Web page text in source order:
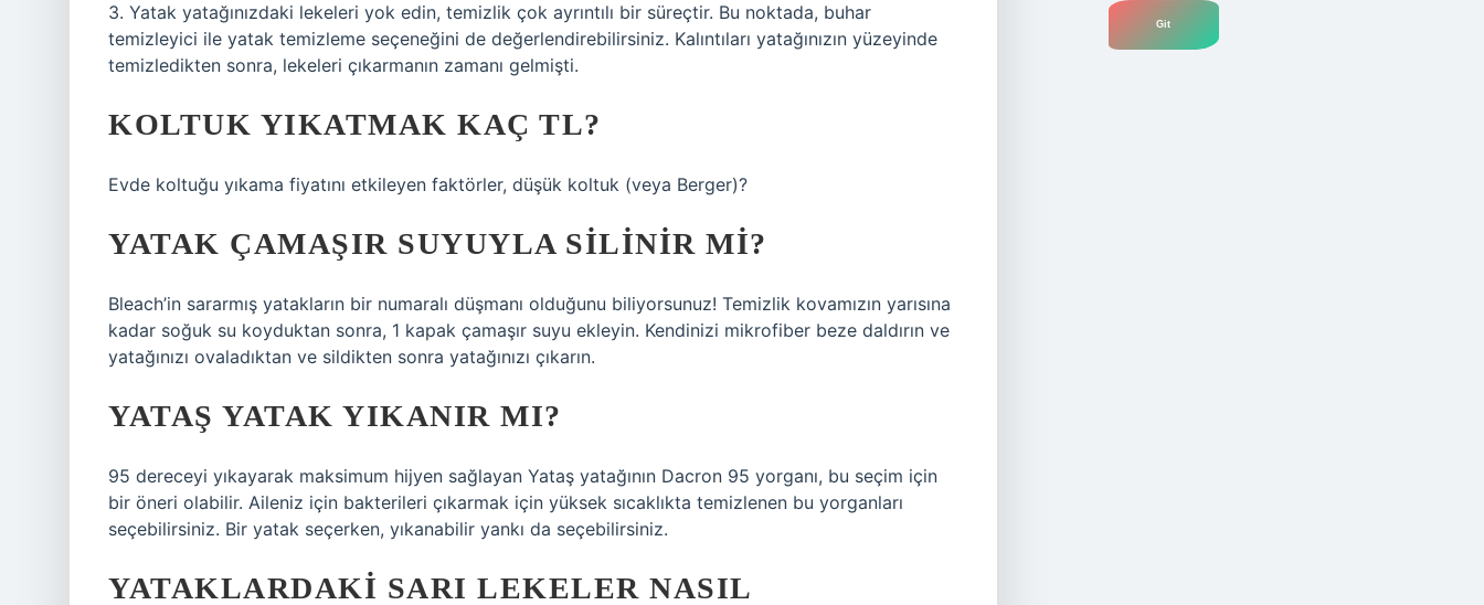
3. Yatak yatağınızdaki lekeleri yok edin, temizlik çok ayrıntılı bir süreçtir. Bu noktada, buhar
temizleyici ile yatak temizleme seçeneğini de değerlendirebilirsiniz. Kalıntıları yatağınızın yüzeyinde
temizledikten sonra, lekeleri çıkarmanın zamanı gelmişti.
KOLTUK YIKATMAK KAÇ TL?
Evde koltuğu yıkama fiyatını etkileyen faktörler, düşük koltuk (veya Berger)?
YATAK ÇAMAŞIR SUYUYLA SILINIR MI?
Bleach’in sararmış yatakların bir numaralı düşmanı olduğunu biliyorsunuz! Temizlik kovamızın yarısına
kadar soğuk su koyduktan sonra, 1 kapak çamaşır suyu ekleyin. Kendinizi mikrofiber beze daldırın ve
yatağınızı ovaladıktan ve sildikten sonra yatağınızı çıkarın.
YATAŞ YATAK YIKANIR MI?
95 dereceyi yıkayarak maksimum hijyen sağlayan Yataş yatağının Dacron 95 yorganı, bu seçim için
bir öneri olabilir. Aileniz için bakterileri çıkarmak için yüksek sıcaklıkta temizlenen bu yorganları
seçebilirsiniz. Bir yatak seçerken, yıkanabilir yankı da seçebilirsiniz.
YATAKLARDAKI SARI LEKELER NASIL